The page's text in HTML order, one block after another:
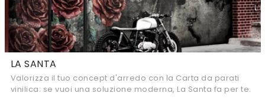
LA SANTA
Valorizza il tuo concept d'arredo con la Carta da parati
vinilica: se vuoi una soluzione moderna, La Santa fa per te.